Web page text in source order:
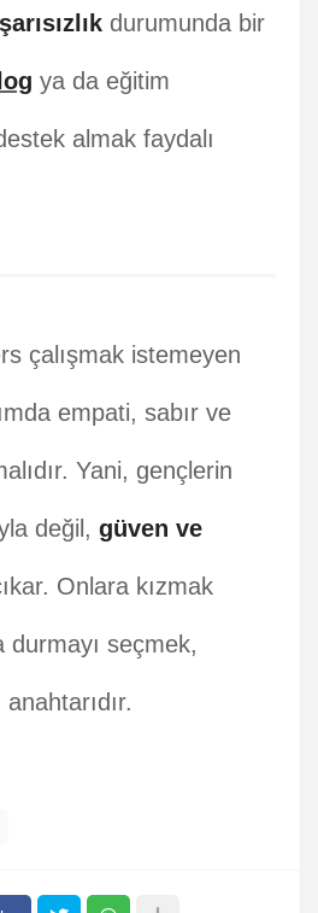
durumunda bir
ya da eğitim
almak faydalı
çalışmak istemeyen
empati, sabır ve
Yani, gençlerin
değil, güven ve
Onlara kızmak
durmayı seçmek,